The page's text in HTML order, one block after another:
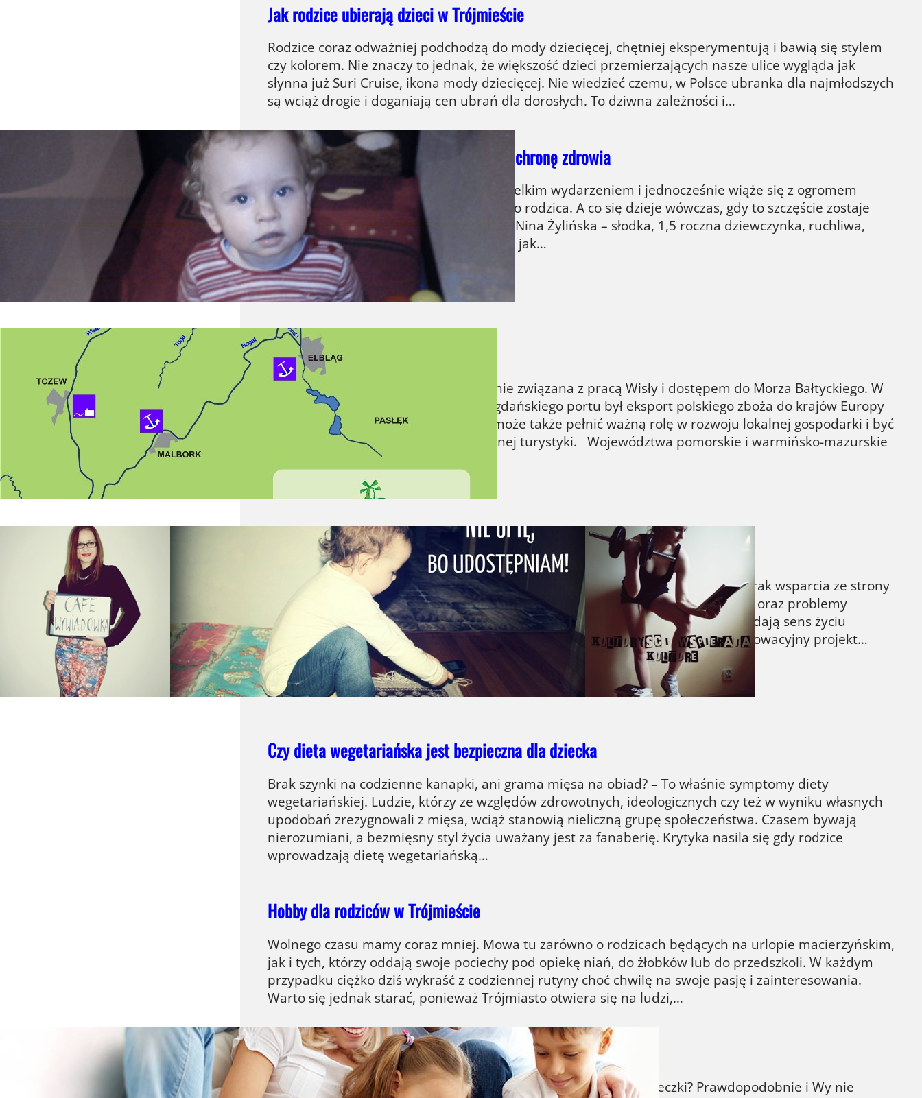
Jak rodzice ubierają dzieci w Trójmieście
Rodzice coraz odważniej podchodzą do mody dziecięcej, chętniej eksperymentują i bawią się stylem
czy kolorem. Nie znaczy to jednak, że większość dzieci przemierzających nasze ulice wygląda jak
słynna już Suri Cruise, ikona mody dziecięcej. Nie wiedzieć czemu, w Polsce ubranka dla najmłodszych
są wciąż drogie i doganiają cen ubrań dla dorosłych. To dziwna zależności i…
Żylińska Nina – darowizna na pomoc i ochronę zdrowia
Dziecko to cud. Sam akt narodzin jest wielkim wydarzeniem i jednocześnie wiąże się z ogromem
zmian jakie dokonują się w życiu każdego rodzica. A co się dzieje wówczas, gdy to szczęście zostaje
przerwane słowami „Coś jest nie tak…” Nina Żylińska – słodka, 1,5 roczna dziewczynka, ruchliwa,
wesoła i pełna życiowej energii. Jest taka jak…
Na wodnym szlaku Żuław
Tradycja Pomorza Gdańskiego jest silnie związana z pracą Wisły i dostępem do Morza Bałtyckiego. W
dawnych czasach podstawą rozwoju gdańskiego portu był eksport polskiego zboża do krajów Europy
Zachodniej. Obecnie Pętla Żuławska może także pełnić ważną rolę w rozwoju lokalnej gospodarki i być
jednym z motorów napędowych lokalnej turystyki. Województwa pomorskie i warmińsko-mazurskie
Cafe Wywiadówka
Często marzenia młodych ludzi brutalnie rozbijają się o polską rzeczywistość. Brak wsparcia ze strony
państwa, trudności z zaistnieniem na rynku pracy, czy też na scenie kulturalnej oraz problemy
finansowe. Trudności te prowadzą do rezygnacji z marzeń, a przecież to one nadają sens życiu
młodzieży. Studenci z Gdańska mimo takich przeciwności, powołali do życia innowacyjny projekt…
Czy dieta wegetariańska jest bezpieczna dla dziecka
Brak szynki na codzienne kanapki, ani grama mięsa na obiad? – To właśnie symptomy diety
wegetariańskiej. Ludzie, którzy ze względów zdrowotnych, ideologicznych czy też w wyniku własnych
upodobań zrezygnowali z mięsa, wciąż stanowią nieliczną grupę społeczeństwa. Czasem bywają
nierozumiani, a bezmięsny styl życia uważany jest za fanaberię. Krytyka nasila się gdy rodzice
wprowadzają dietę wegetariańską…
Hobby dla rodziców w Trójmieście
Wolnego czasu mamy coraz mniej. Mowa tu zarówno o rodzicach będących na urlopie macierzyńskim,
jak i tych, którzy oddają swoje pociechy pod opiekę niań, do żłobków lub do przedszkoli. W każdym
przypadku ciężko dziś wykraść z codziennej rutyny choć chwilę na swoje pasję i zainteresowania.
Warto się jednak starać, ponieważ Trójmiasto otwiera się na ludzi,…
Jak przygotować się na wyjazd rodzinny?
Wakacje już niedługo, a dzieci pewnie wyczekują rodzinnej wycieczki? Prawdopodobnie i Wy nie